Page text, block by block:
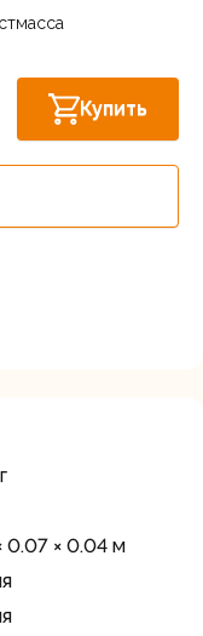
Купить
0.07 × 0.04 м